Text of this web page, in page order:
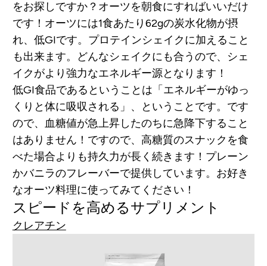
をお探しですか？オーツを朝食にすればいいだけ
です！オーツには1食あたり62gの炭水化物が摂
れ、低GIです。プロテインシェイクに加えること
も出来ます。どんなシェイクにも合うので、シェ
イクがより強力なエネルギー源となります！
低GI食品であるということは「エネルギーがゆっ
くりと体に吸収される」、ということです。です
ので、血糖値が急上昇したのちに急降下すること
はありません！ですので、高糖質のスナックを食
べた場合よりも持久力が長く続きます！プレーン
かバニラのフレーバーで提供しています。お好き
なオーツ料理に使ってみてください！
スピードを高めるサプリメント
クレアチン